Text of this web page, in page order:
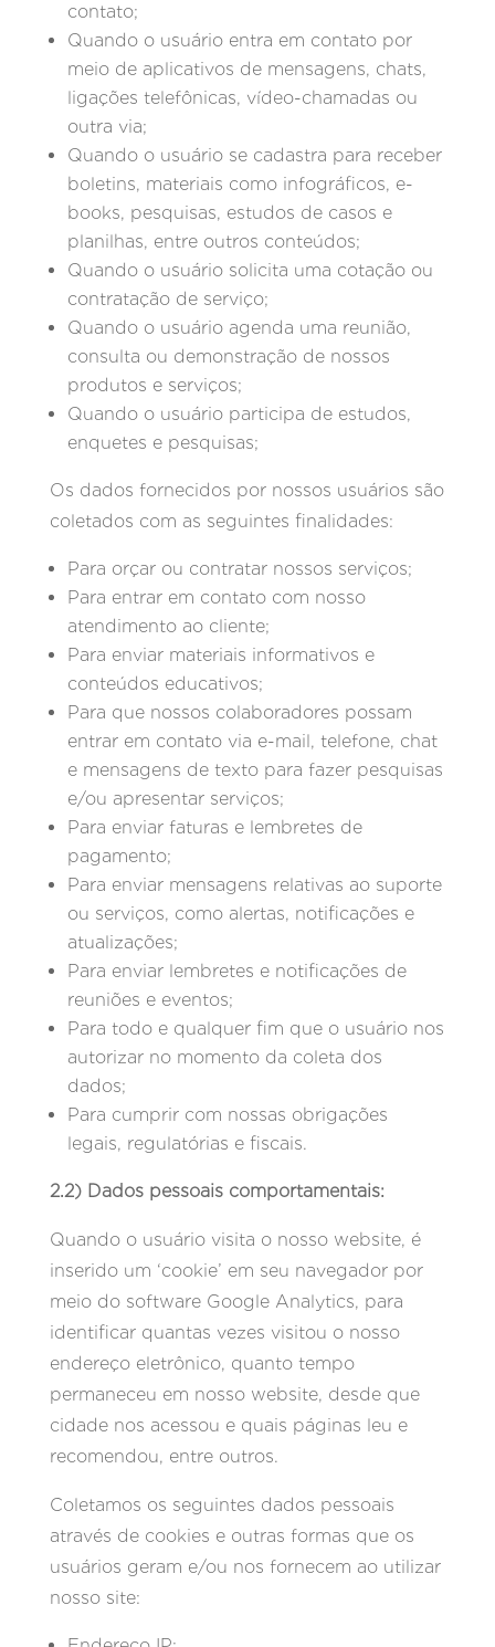
contato;
Quando o usuário entra em contato por
meio de aplicativos de mensagens, chats,
ligações telefônicas, vídeo-chamadas ou
outra via;
Quando o usuário se cadastra para receber
boletins, materiais como infográficos, e-
books, pesquisas, estudos de casos e
planilhas, entre outros conteúdos;
Quando o usuário solicita uma cotação ou
contratação de serviço;
Quando o usuário agenda uma reunião,
consulta ou demonstração de nossos
produtos e serviços;
Quando o usuário participa de estudos,
enquetes e pesquisas;
Os dados fornecidos por nossos usuários são
coletados com as seguintes finalidades:
Para orçar ou contratar nossos serviços;
Para entrar em contato com nosso
atendimento ao cliente;
Para enviar materiais informativos e
conteúdos educativos;
Para que nossos colaboradores possam
entrar em contato via e-mail, telefone, chat
e mensagens de texto para fazer pesquisas
e/ou apresentar serviços;
Para enviar faturas e lembretes de
pagamento;
Para enviar mensagens relativas ao suporte
ou serviços, como alertas, notificações e
atualizações;
Para enviar lembretes e notificações de
reuniões e eventos;
Para todo e qualquer fim que o usuário nos
autorizar no momento da coleta dos
dados;
Para cumprir com nossas obrigações
legais, regulatórias e fiscais.
2.2) Dados pessoais comportamentais:
Quando o usuário visita o nosso website, é
inserido um ‘cookie’ em seu navegador por
meio do software Google Analytics, para
identificar quantas vezes visitou o nosso
endereço eletrônico, quanto tempo
permaneceu em nosso website, desde que
cidade nos acessou e quais páginas leu e
recomendou, entre outros.
Coletamos os seguintes dados pessoais
através de cookies e outras formas que os
usuários geram e/ou nos fornecem ao utilizar
nosso site: